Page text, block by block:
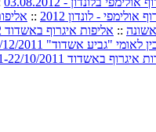
אולימפי - לונדון 2012
::
:: אליפות איגרוף באשדוד 13-14/04/2012
"גביע אשדוד" 1-3/12/2011 לו"ז
באשדוד 21-22/10/2011